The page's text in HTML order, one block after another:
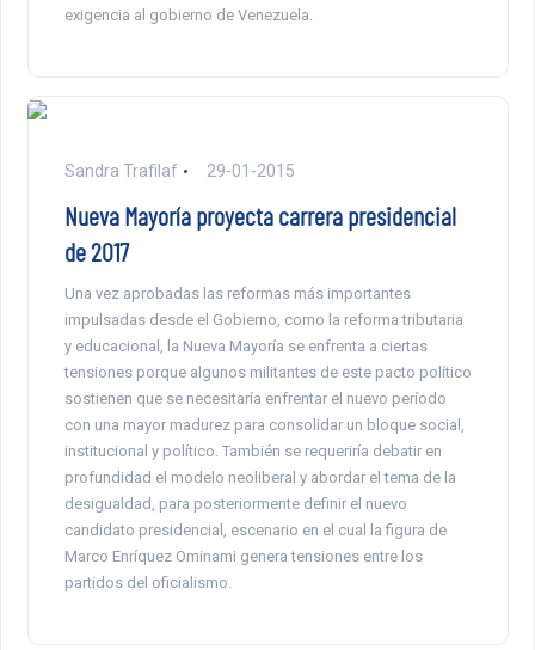
exigencia al gobierno de Venezuela.
Sandra Trafilaf 29-01-2015
Nueva Mayoría proyecta carrera presidencial
de 2017
Una vez aprobadas las reformas más importantes
impulsadas desde el Gobierno, como la reforma tributaria
y educacional, la Nueva Mayoría se enfrenta a ciertas
tensiones porque algunos militantes de este pacto político
sostienen que se necesitaría enfrentar el nuevo período
con una mayor madurez para consolidar un bloque social,
institucional y político. También se requeriría debatir en
profundidad el modelo neoliberal y abordar el tema de la
desigualdad, para posteriormente definir el nuevo
candidato presidencial, escenario en el cual la figura de
Marco Enríquez Ominami genera tensiones entre los
partidos del oficialismo.